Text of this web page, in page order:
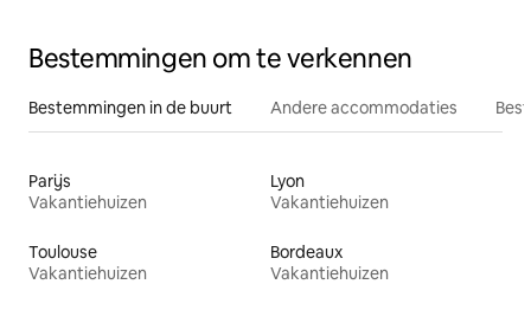
Bestemmingen om te verkennen
Bestemmingen in de buurt Andere accommodaties
Parijs
Vakantiehuizen
Lyon
Vakantiehuizen
Toulouse
Vakantiehuizen
Bordeaux
Vakantiehuizen